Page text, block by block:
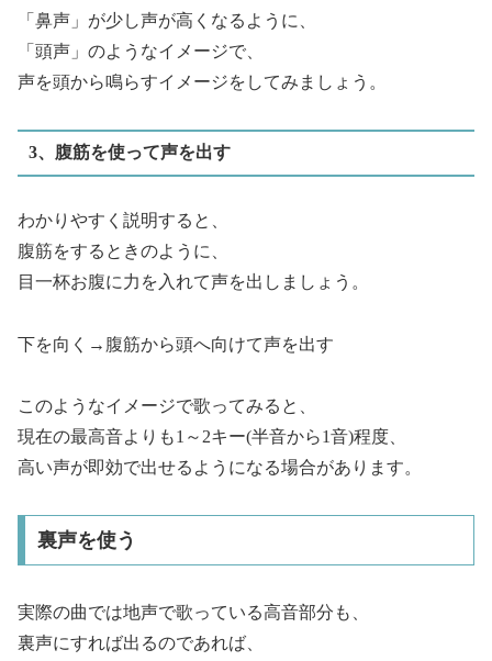
「鼻声」が少し声が高くなるように、
「頭声」のようなイメージで、
声を頭から鳴らすイメージをしてみましょう。
3、腹筋を使って声を出す
わかりやすく説明すると、
腹筋をするときのように、
目一杯お腹に力を入れて声を出しましょう。
下を向く→腹筋から頭へ向けて声を出す
このようなイメージで歌ってみると、
現在の最高音よりも1～2キー(半音から1音)程度、
高い声が即効で出せるようになる場合があります。
裏声を使う
実際の曲では地声で歌っている高音部分も、
裏声にすれば出るのであれば、